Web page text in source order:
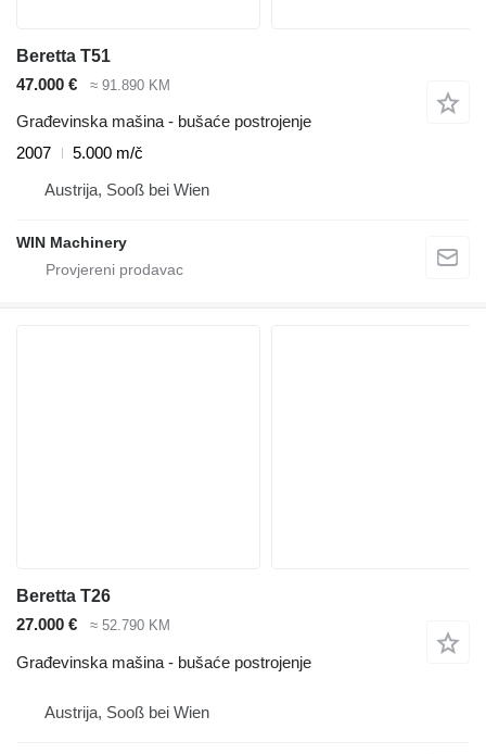
Beretta T51
47.000 €
≈ 91.890 KM
Građevinska mašina - bušaće postrojenje
2007
5.000 m/č
Austrija, Sooß bei Wien
WIN Machinery
Beretta T26
27.000 €
≈ 52.790 KM
Građevinska mašina - bušaće postrojenje
Austrija, Sooß bei Wien